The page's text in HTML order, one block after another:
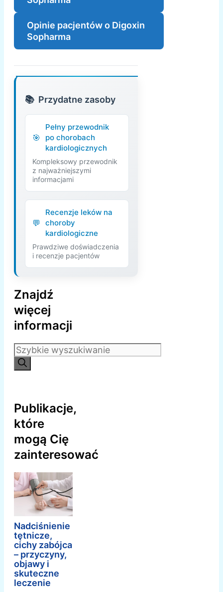
Opinie pacjentów o Digoxin
Sopharma
Przydatne zasoby
Pełny przewodnik
po chorobach
kardiologicznych
Kompleksowy przewodnik
z najważniejszymi
informacjami
Recenzje leków na
choroby
kardiologiczne
Prawdziwe doświadczenia
i recenzje pacjentów
Znajdź
więcej
informacji
Szukaj:
Publikacje,
które
mogą Cię
zainteresować
Nadciśnienie
tętnicze,
cichy zabójca
– przyczyny,
objawy i
skuteczne
leczenie